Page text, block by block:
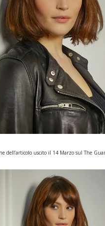
dell’articolo uscito il 14 Marzo sul The